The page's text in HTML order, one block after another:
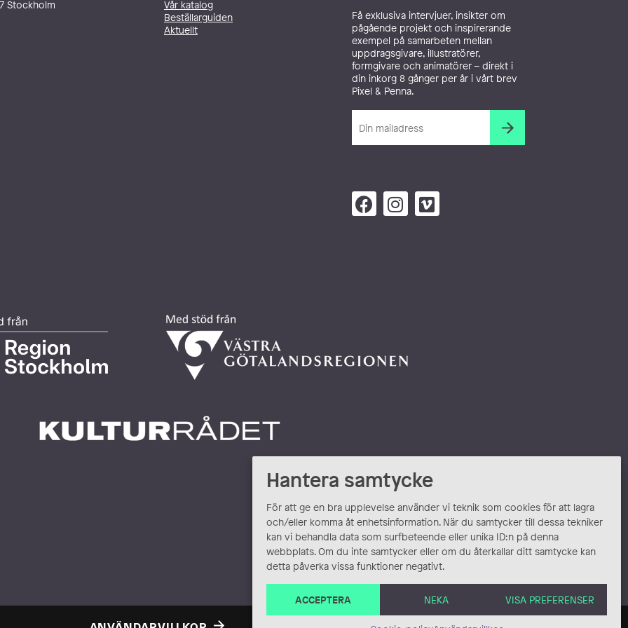
Hantera samtycke
För att ge en bra upplevelse använder vi teknik som cookies för att lagra
och/eller komma åt enhetsinformation. När du samtycker till dessa tekniker
kan vi behandla data som surfbeteende eller unika ID:n på denna
webbplats. Om du inte samtycker eller om du återkallar ditt samtycke kan
detta påverka vissa funktioner negativt.
ACCEPTERA NEKA VISA PREFERENSER
Stockholm
Vår katalog
Beställarguiden
Aktuellt
Få exklusiva intervjuer, insikter om
pågående projekt och inspirerande
exempel på samarbeten mellan
uppdragsgivare, illustratörer,
formgivare och animatörer – direkt i
din inkorg 8 gånger per år i vårt brev
Pixel & Penna.